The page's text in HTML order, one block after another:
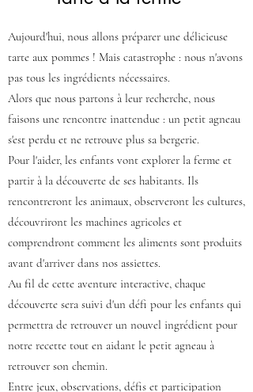
Aujourd'hui, nous allons préparer une délicieuse
tarte aux pommes ! Mais catastrophe : nous n'avons
pas tous les ingrédients nécessaires.
Alors que nous partons à leur recherche, nous
faisons une rencontre inattendue : un petit agneau
s'est perdu et ne retrouve plus sa bergerie.
Pour l'aider, les enfants vont explorer la ferme et
partir à la découverte de ses habitants. Ils
rencontreront les animaux, observeront les cultures,
découvriront les machines agricoles et
comprendront comment les aliments sont produits
avant d'arriver dans nos assiettes.
Au fil de cette aventure interactive, chaque
découverte sera suivi d'un défi pour les enfants qui
permettra de retrouver un nouvel ingrédient pour
notre recette tout en aidant le petit agneau à
retrouver son chemin.
Entre jeux, observations, défis et participation